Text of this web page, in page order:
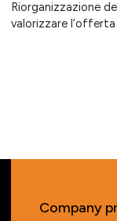
Riorganizzazione
valorizzare
Company